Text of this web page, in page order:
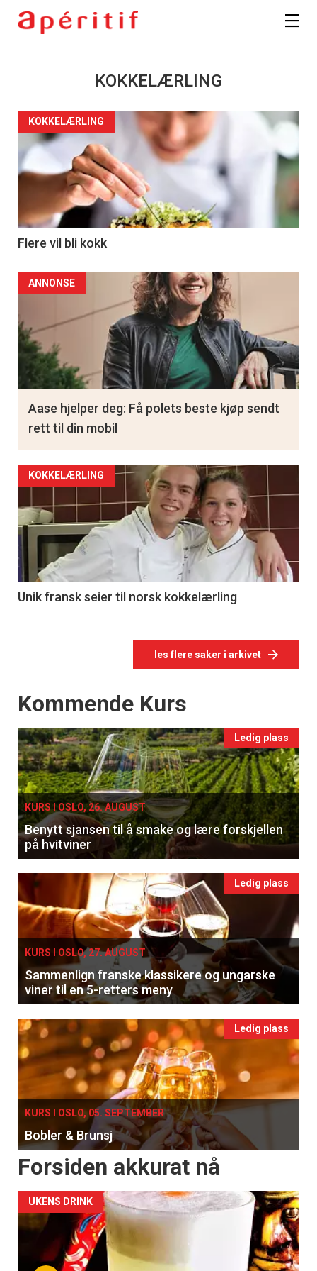
KOKKELÆRLING
KOKKELÆRLING
Flere vil bli kokk
KOKKELÆRLING
Unik fransk seier til norsk kokkelærling
les flere saker i arkivet
ANNONSE
Aase hjelper deg: Få polets beste kjøp sendt
rett til din mobil
Events
Kommende Kurs
Ledig plass
KURS I OSLO, 26. AUGUST
Benytt sjansen til å smake og lære forskjellen
på hvitviner
Ledig plass
KURS I OSLO, 27. AUGUST
Sammenlign franske klassikere og ungarske
viner til en 5-retters meny
Ledig plass
KURS I OSLO, 05. SEPTEMBER
Bobler & Brunsj
Forsiden akkurat nå
UKENS DRINK